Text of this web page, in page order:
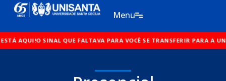
o
conteúdo
Menu
QUE FALTAVA PARA VOCÊ SE TRANSFERIR PARA A UNISANTA